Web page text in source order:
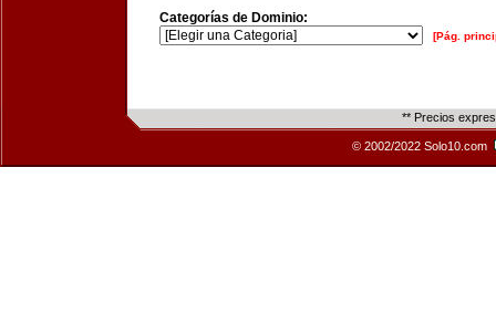
Categorías de Dominio:
[Pág.
** Precios
© 2002/2022 Solo10.com